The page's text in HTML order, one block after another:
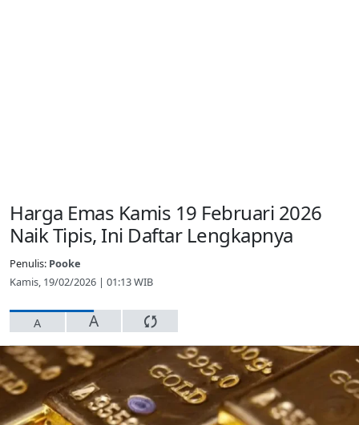
Harga Emas Kamis 19 Februari 2026
Naik Tipis, Ini Daftar Lengkapnya
Penulis: Pooke
Kamis, 19/02/2026 | 01:13 WIB
A A